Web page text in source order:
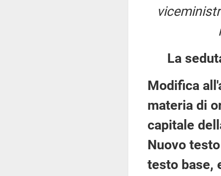
La
Modifica
materia di
capitale
Nuovo
testo base,